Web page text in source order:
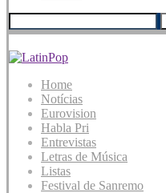
Home
Notícias
Eurovision
Habla Pri
Entrevistas
Letras de Música
Listas
Festival de Sanremo